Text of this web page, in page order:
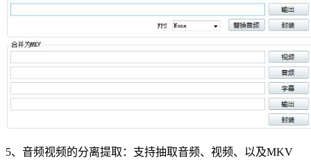
5、音频视频的分离提取：支持抽取音频、视频、以及MKV